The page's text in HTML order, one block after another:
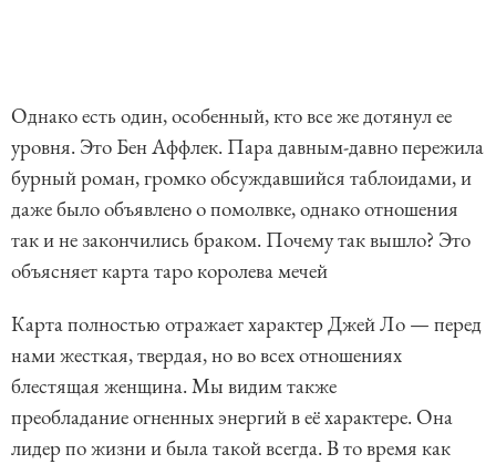
Однако есть один, особенный, кто все же дотянул ее
уровня. Это Бен Аффлек. Пара давным-давно пережила
бурный роман, громко обсуждавшийся таблоидами, и
даже было объявлено о помолвке, однако отношения
так и не закончились браком. Почему так вышло? Это
объясняет карта таро королева мечей
Карта полностью отражает характер Джей Ло — перед
нами жесткая, твердая, но во всех отношениях
блестящая женщина. Мы видим также
преобладание огненных энергий в её характере. Она
лидер по жизни и была такой всегда. В то время как